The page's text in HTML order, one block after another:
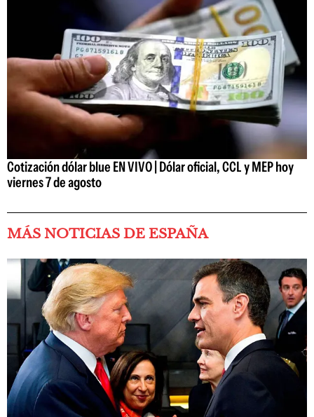
Cotización dólar blue EN VIVO | Dólar oficial, CCL y MEP hoy
viernes 7 de agosto
MÁS NOTICIAS DE ESPAÑA